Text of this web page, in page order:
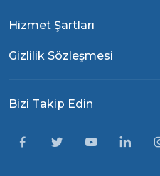
Hizmet Şartları
Gizlilik Sözleşmesi
Bizi Takip Edin